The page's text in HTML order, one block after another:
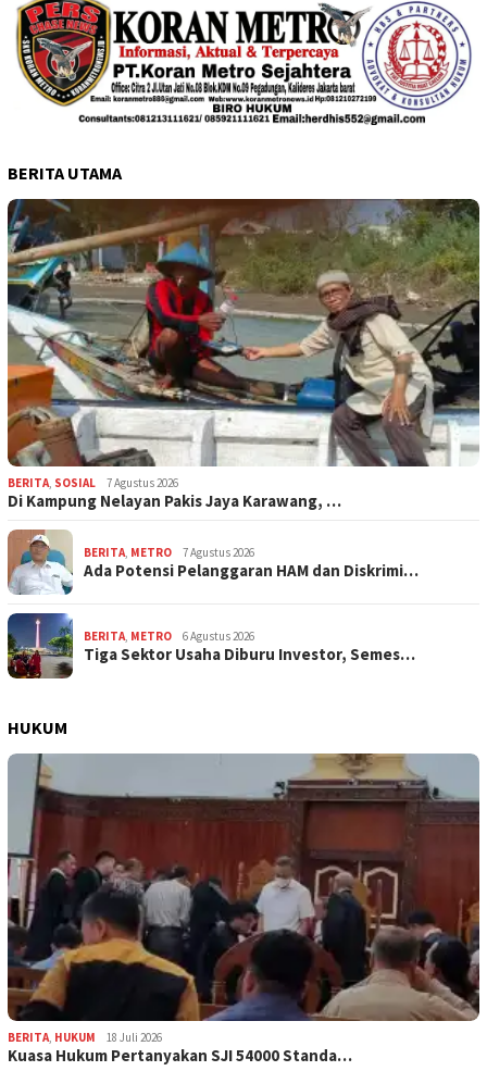
BERITA UTAMA
BERITA, SOSIAL 7 Agustus 2026
Di Kampung Nelayan Pakis Jaya Karawang, …
BERITA, METRO 7 Agustus 2026
Ada Potensi Pelanggaran HAM dan Diskrimi…
BERITA, METRO 6 Agustus 2026
Tiga Sektor Usaha Diburu Investor, Semes…
HUKUM
BERITA, HUKUM 18 Juli 2026
Kuasa Hukum Pertanyakan SJI 54000 Standa…